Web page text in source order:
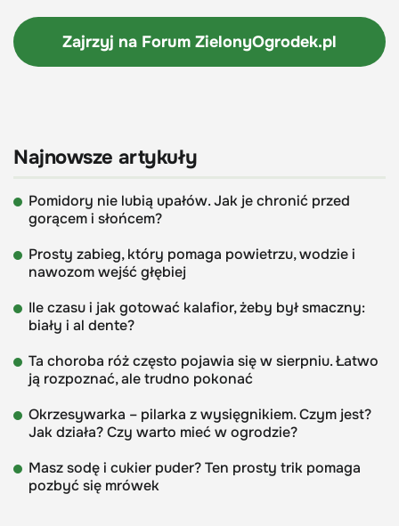
Zajrzyj na Forum ZielonyOgrodek.pl
Najnowsze artykuły
Pomidory nie lubią upałów. Jak je chronić przed
gorącem i słońcem?
Prosty zabieg, który pomaga powietrzu, wodzie i
nawozom wejść głębiej
Ile czasu i jak gotować kalafior, żeby był smaczny:
biały i al dente?
Ta choroba róż często pojawia się w sierpniu. Łatwo
ją rozpoznać, ale trudno pokonać
Okrzesywarka – pilarka z wysięgnikiem. Czym jest?
Jak działa? Czy warto mieć w ogrodzie?
Masz sodę i cukier puder? Ten prosty trik pomaga
pozbyć się mrówek